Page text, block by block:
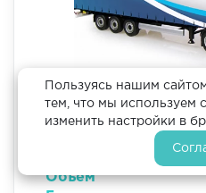
Пользуясь нашим
тем, что мы используем
изменить настройки в
Длина
Объем